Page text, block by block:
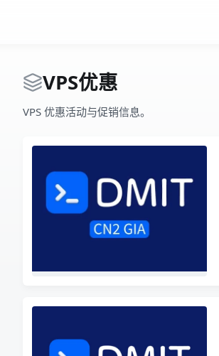
VPS优惠
VPS 优惠活动与促销信息。